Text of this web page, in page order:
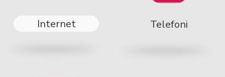
Internet Telefoni